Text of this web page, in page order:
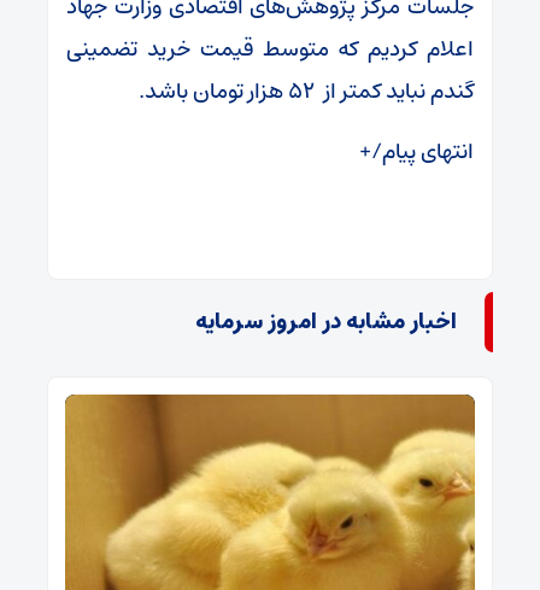
اعلام کردیم که متوسط قیمت خرید تضمینی
گندم نباید کمتر از ۵۲ هزار تومان باشد.
انتهای پیام/+
اخبار مشابه در امروز سرمایه